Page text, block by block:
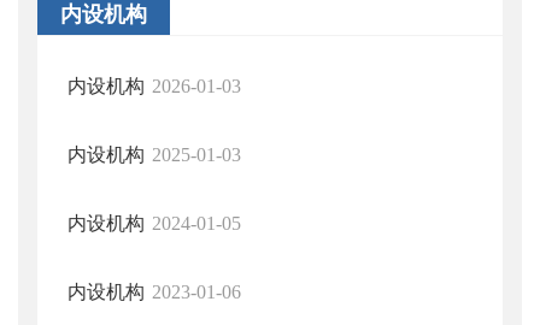
内设机构
内设机构 2026-01-03
内设机构 2025-01-03
内设机构 2024-01-05
内设机构 2023-01-06